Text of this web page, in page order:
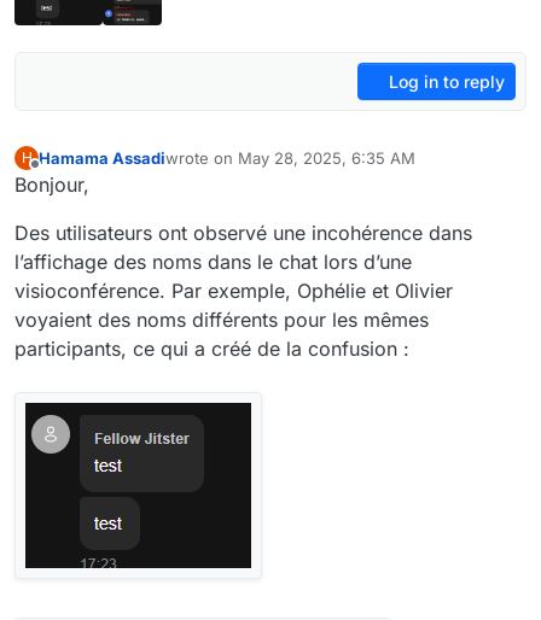
Log in to reply
H
Offline
Hamama Assadiwrote on May 28, 2025, 6:35 AM
last edited by Hamama AssadiMay 28, 2025,
Bonjour,
Des utilisateurs ont observé une incohérence dans
l’affichage des noms dans le chat lors d’une
visioconférence. Par exemple, Ophélie et Olivier
voyaient des noms différents pour les mêmes
participants, ce qui a créé de la confusion :